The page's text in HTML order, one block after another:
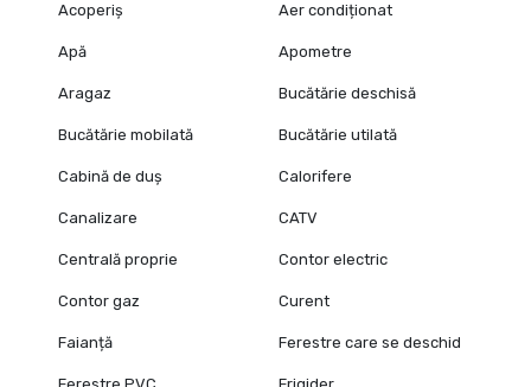
Acoperiș Aer condiționat
Apă Apometre
Aragaz Bucătărie deschisă
Bucătărie mobilată Bucătărie utilată
Cabină de duș Calorifere
Canalizare CATV
Centrală proprie Contor electric
Contor gaz Curent
Faianță Ferestre care se deschid